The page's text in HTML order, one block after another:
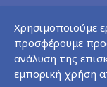
Χρησιμοποιούμε
προσφέρουμε
ανάλυση της
εμπορική χρήση